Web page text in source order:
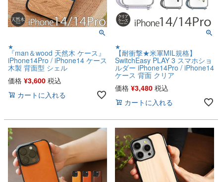
★
『man＆wood 天然木 ケース』
iPhone14Pro / iPhone14 ケース
木製 背面型 シェル
価格 ¥3,600 税込
カートに入れる
★
【耐衝撃★米軍MIL規格】
SwitchEasy PLAY 3 スマホショ
ルダー iPhone14Pro / iPhone14
ケース 背面 クリア
価格 ¥3,480 税込
カートに入れる